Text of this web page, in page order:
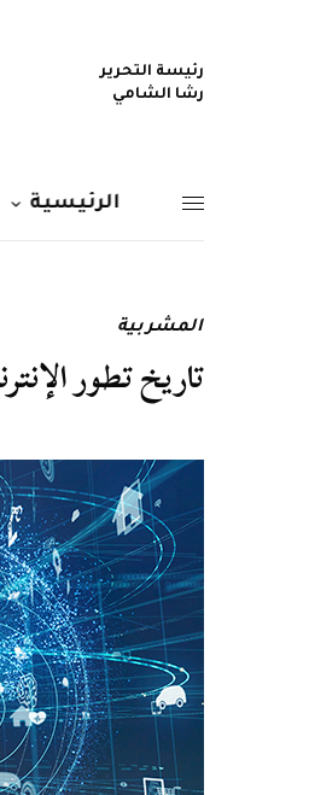
رئيسة التحرير
رشا الشامي
الرئيسية
المشربية
تاريخ تطور